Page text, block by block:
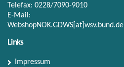
Telefax: 0228/7090-9010
E-Mail:
WebshopNOK.GDWS[at]wsv.bund.de
Links
Impressum